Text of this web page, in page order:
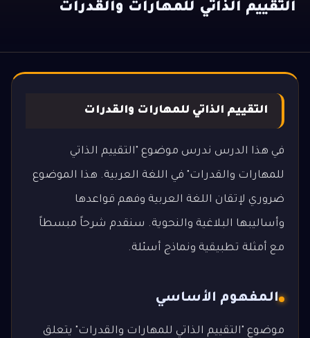
التقييم الذاتي للمهارات والقدرات
التقييم الذاتي للمهارات والقدرات
في هذا الدرس ندرس موضوع "التقييم الذاتي
للمهارات والقدرات" في اللغة العربية. هذا الموضوع
ضروري لإتقان اللغة العربية وفهم قواعدها
وأساليبها البلاغية والنحوية. سنقدم شرحاً مبسطاً
مع أمثلة تطبيقية ونماذج أسئلة.
المفهوم الأساسي
موضوع "التقييم الذاتي للمهارات والقدرات" يتعلق